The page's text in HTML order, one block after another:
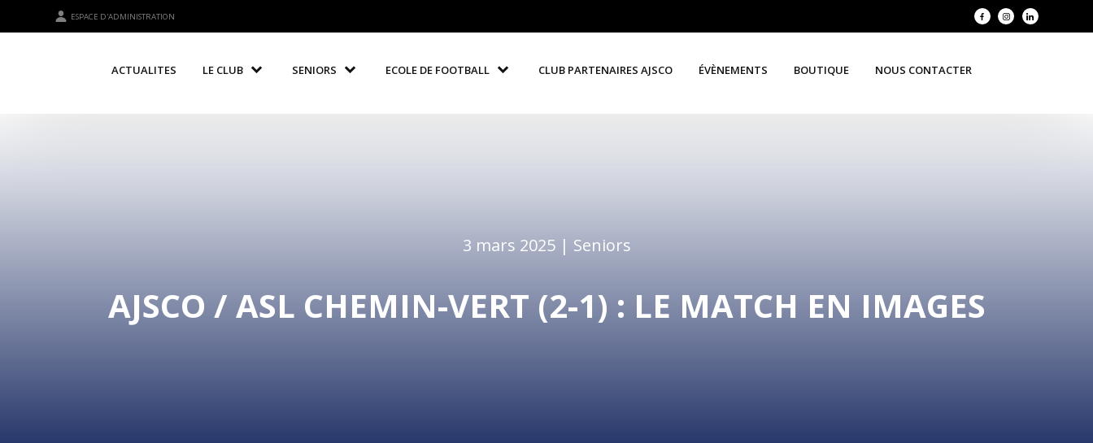
ESPACE D'ADMINISTRATION
ACTUALITES LE CLUB SENIORS ECOLE DE FOOTBALL CLUB PARTENAIRES AJSCO ÉVÈNEMENTS BOUTIQUE NOUS CONTACTER
3 mars 2025 | Seniors
AJSCO / ASL CHEMIN-VERT (2-1) : LE MATCH EN IMAGES